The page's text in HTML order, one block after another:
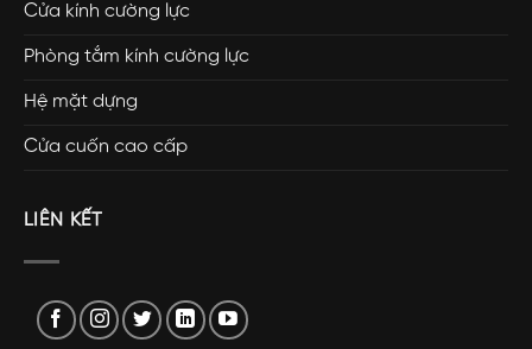
Cửa kính cường lực
Phòng tắm kính cường lực
Hệ mặt dựng
Cửa cuốn cao cấp
LIÊN KẾT